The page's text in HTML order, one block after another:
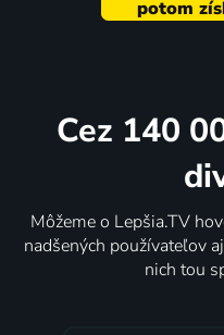
Cez 140
Môžeme o Lepšia.TV
nadšených používateľov
nich tou